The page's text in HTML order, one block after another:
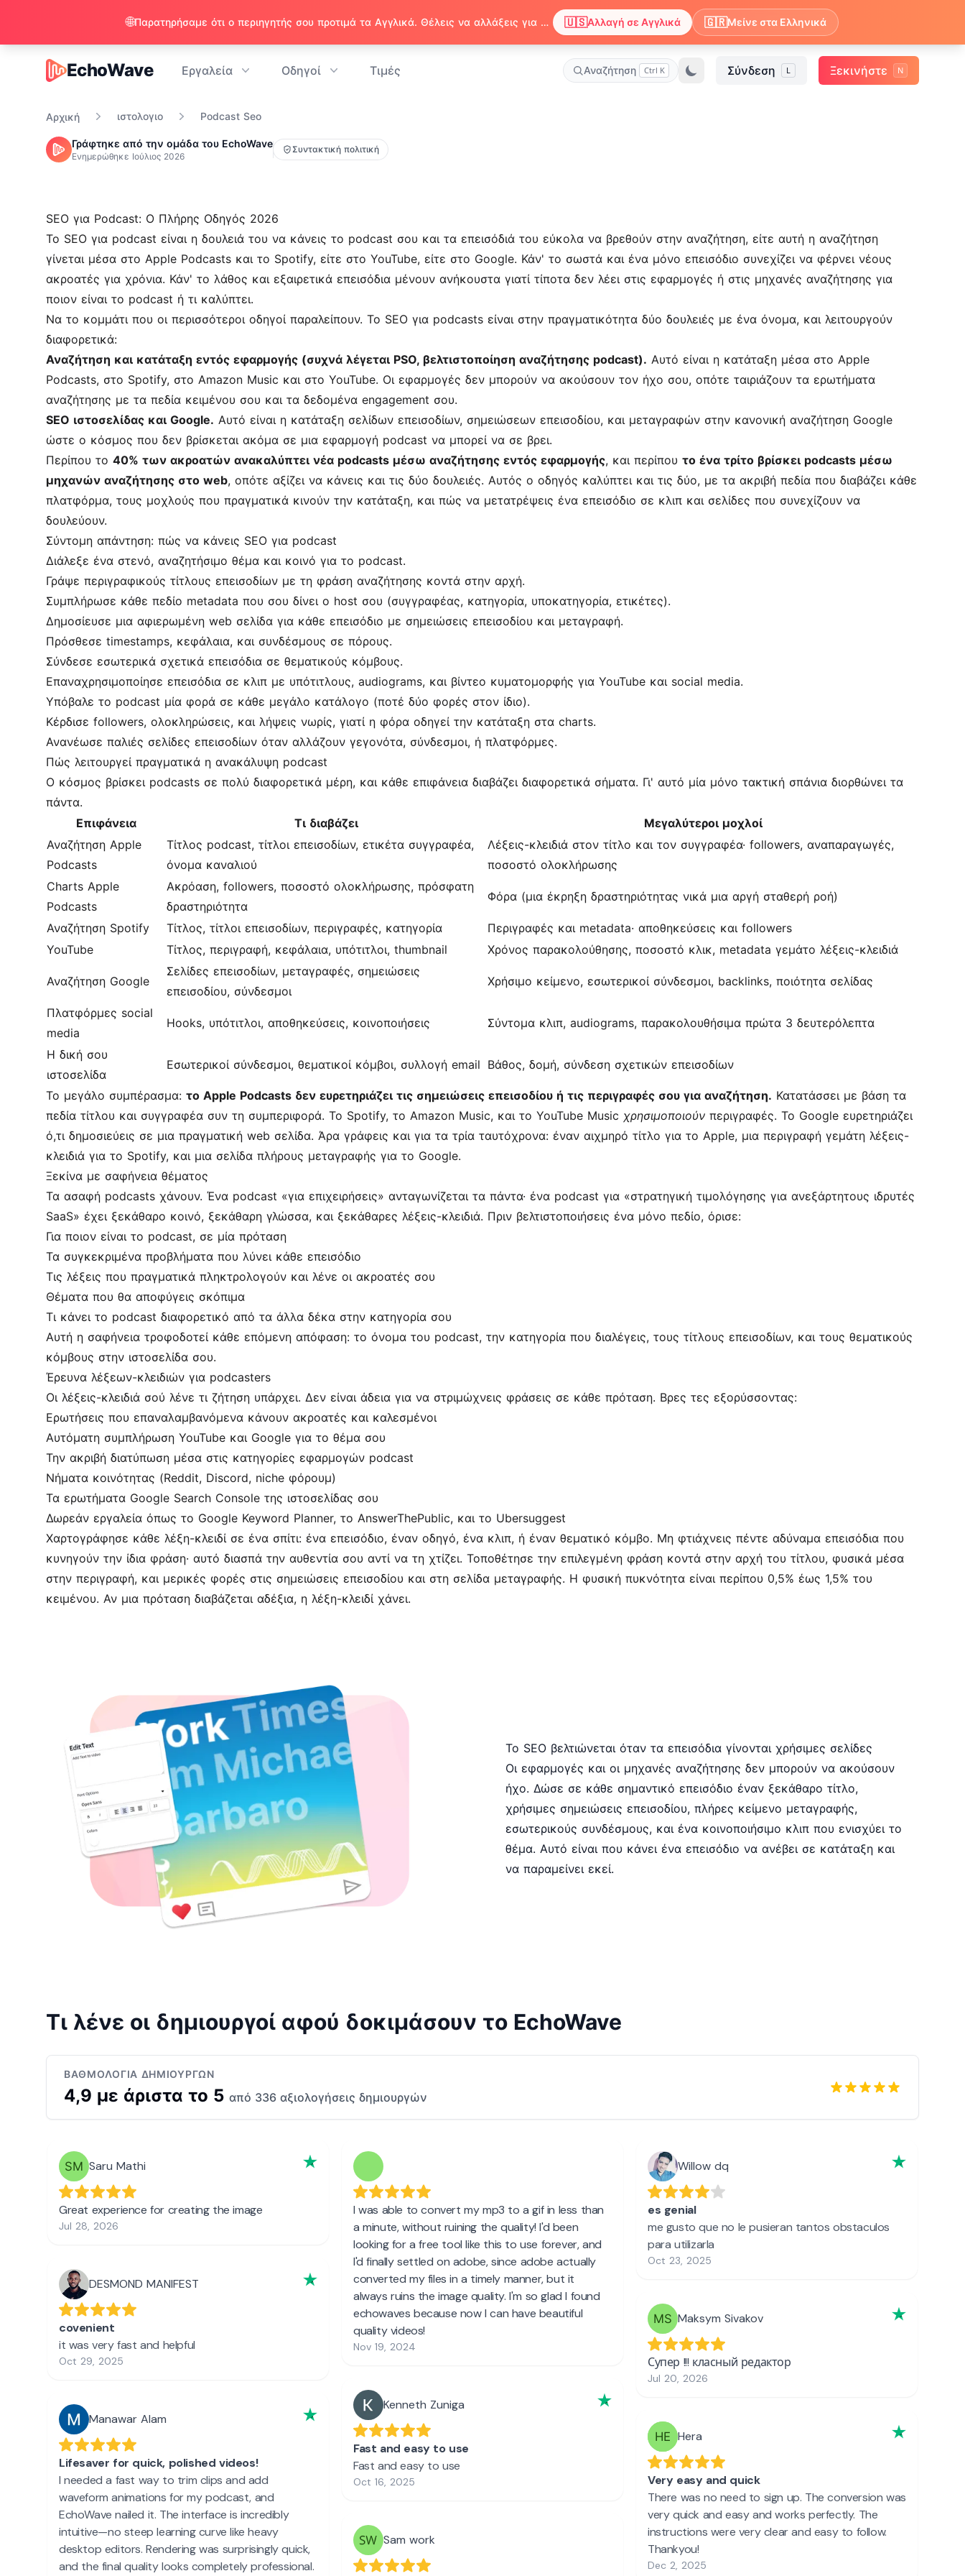
EchoWave
EchoWave Εργαλεία Οδηγοί Τιμές Αναζήτηση Ctrl K Σύνδεση L Ξεκινήστε N
Αρχική ιστολογιο Podcast Seo
Γράφτηκε από την ομάδα του EchoWave
Ενημερώθηκε Ιούλιος 2026
Συντακτική πολιτική
SEO για Podcast: Ο Πλήρης Οδηγός 2026
Το SEO για podcast είναι η δουλειά του να κάνεις το podcast σου και τα επεισόδιά του εύκολα να βρεθούν στην αναζήτηση, είτε αυτή η αναζήτηση
γίνεται μέσα στο Apple Podcasts και το Spotify, είτε στο YouTube, είτε στο Google. Κάν' το σωστά και ένα μόνο επεισόδιο συνεχίζει να φέρνει νέους
ακροατές για χρόνια. Κάν' το λάθος και εξαιρετικά επεισόδια μένουν ανήκουστα γιατί τίποτα δεν λέει στις εφαρμογές ή στις μηχανές αναζήτησης για
ποιον είναι το podcast ή τι καλύπτει.
Να το κομμάτι που οι περισσότεροι οδηγοί παραλείπουν. Το SEO για podcasts είναι στην πραγματικότητα δύο δουλειές με ένα όνομα, και λειτουργούν
διαφορετικά:
Αναζήτηση και κατάταξη εντός εφαρμογής (συχνά λέγεται PSO, βελτιστοποίηση αναζήτησης podcast). Αυτό είναι η κατάταξη μέσα στο Apple
Podcasts, στο Spotify, στο Amazon Music και στο YouTube. Οι εφαρμογές δεν μπορούν να ακούσουν τον ήχο σου, οπότε ταιριάζουν τα ερωτήματα
αναζήτησης με τα πεδία κειμένου σου και τα δεδομένα engagement σου.
SEO ιστοσελίδας και Google. Αυτό είναι η κατάταξη σελίδων επεισοδίων, σημειώσεων επεισοδίου, και μεταγραφών στην κανονική αναζήτηση Google
ώστε ο κόσμος που δεν βρίσκεται ακόμα σε μια εφαρμογή podcast να μπορεί να σε βρει.
Περίπου το 40% των ακροατών ανακαλύπτει νέα podcasts μέσω αναζήτησης εντός εφαρμογής, και περίπου το ένα τρίτο βρίσκει podcasts μέσω
μηχανών αναζήτησης στο web, οπότε αξίζει να κάνεις και τις δύο δουλειές. Αυτός ο οδηγός καλύπτει και τις δύο, με τα ακριβή πεδία που διαβάζει κάθε
πλατφόρμα, τους μοχλούς που πραγματικά κινούν την κατάταξη, και πώς να μετατρέψεις ένα επεισόδιο σε κλιπ και σελίδες που συνεχίζουν να
δουλεύουν.
Σύντομη απάντηση: πώς να κάνεις SEO για podcast
Διάλεξε ένα στενό, αναζητήσιμο θέμα και κοινό για το podcast.
Γράψε περιγραφικούς τίτλους επεισοδίων με τη φράση αναζήτησης κοντά στην αρχή.
Συμπλήρωσε κάθε πεδίο metadata που σου δίνει ο host σου (συγγραφέας, κατηγορία, υποκατηγορία, ετικέτες).
Δημοσίευσε μια αφιερωμένη web σελίδα για κάθε επεισόδιο με σημειώσεις επεισοδίου και μεταγραφή.
Πρόσθεσε timestamps, κεφάλαια, και συνδέσμους σε πόρους.
Σύνδεσε εσωτερικά σχετικά επεισόδια σε θεματικούς κόμβους.
Επαναχρησιμοποίησε επεισόδια σε κλιπ με υπότιτλους, audiograms, και βίντεο κυματομορφής για YouTube και social media.
Υπόβαλε το podcast μία φορά σε κάθε μεγάλο κατάλογο (ποτέ δύο φορές στον ίδιο).
Κέρδισε followers, ολοκληρώσεις, και λήψεις νωρίς, γιατί η φόρα οδηγεί την κατάταξη στα charts.
Ανανέωσε παλιές σελίδες επεισοδίων όταν αλλάζουν γεγονότα, σύνδεσμοι, ή πλατφόρμες.
Πώς λειτουργεί πραγματικά η ανακάλυψη podcast
Ο κόσμος βρίσκει podcasts σε πολύ διαφορετικά μέρη, και κάθε επιφάνεια διαβάζει διαφορετικά σήματα. Γι' αυτό μία μόνο τακτική σπάνια διορθώνει τα
πάντα.
Επιφάνεια
Τι διαβάζει
Μεγαλύτεροι μοχλοί
Αναζήτηση Apple
Podcasts
Τίτλος podcast, τίτλοι επεισοδίων, ετικέτα συγγραφέα,
όνομα καναλιού
Λέξεις-κλειδιά στον τίτλο και τον συγγραφέα· followers, αναπαραγωγές,
ποσοστό ολοκλήρωσης
Charts Apple
Podcasts
Ακρόαση, followers, ποσοστό ολοκλήρωσης, πρόσφατη
δραστηριότητα
Φόρα (μια έκρηξη δραστηριότητας νικά μια αργή σταθερή ροή)
Αναζήτηση Spotify Τίτλος, τίτλοι επεισοδίων, περιγραφές, κατηγορία
Περιγραφές και metadata· αποθηκεύσεις και followers
YouTube
Τίτλος, περιγραφή, κεφάλαια, υπότιτλοι, thumbnail Χρόνος παρακολούθησης, ποσοστό κλικ, metadata γεμάτο λέξεις-κλειδιά
Αναζήτηση Google
Σελίδες επεισοδίων, μεταγραφές, σημειώσεις
επεισοδίου, σύνδεσμοι
Χρήσιμο κείμενο, εσωτερικοί σύνδεσμοι, backlinks, ποιότητα σελίδας
Πλατφόρμες social
media
Hooks, υπότιτλοι, αποθηκεύσεις, κοινοποιήσεις Σύντομα κλιπ, audiograms, παρακολουθήσιμα πρώτα 3 δευτερόλεπτα
Η δική σου
ιστοσελίδα
Εσωτερικοί σύνδεσμοι, θεματικοί κόμβοι, συλλογή email Βάθος, δομή, σύνδεση σχετικών επεισοδίων
Το μεγάλο συμπέρασμα: το Apple Podcasts δεν ευρετηριάζει τις σημειώσεις επεισοδίου ή τις περιγραφές σου για αναζήτηση. Κατατάσσει με βάση τα
πεδία τίτλου και συγγραφέα συν τη συμπεριφορά. Το Spotify, το Amazon Music, και το YouTube Music χρησιμοποιούν περιγραφές. Το Google ευρετηριάζει
ό,τι δημοσιεύεις σε μια πραγματική web σελίδα. Άρα γράφεις και για τα τρία ταυτόχρονα: έναν αιχμηρό τίτλο για το Apple, μια περιγραφή γεμάτη λέξεις-
κλειδιά για το Spotify, και μια σελίδα πλήρους μεταγραφής για το Google.
Ξεκίνα με σαφήνεια θέματος
Τα ασαφή podcasts χάνουν. Ένα podcast «για επιχειρήσεις» ανταγωνίζεται τα πάντα· ένα podcast για «στρατηγική τιμολόγησης για ανεξάρτητους ιδρυτές
SaaS» έχει ξεκάθαρο κοινό, ξεκάθαρη γλώσσα, και ξεκάθαρες λέξεις-κλειδιά. Πριν βελτιστοποιήσεις ένα μόνο πεδίο, όρισε:
Για ποιον είναι το podcast, σε μία πρόταση
Τα συγκεκριμένα προβλήματα που λύνει κάθε επεισόδιο
Τις λέξεις που πραγματικά πληκτρολογούν και λένε οι ακροατές σου
Θέματα που θα αποφύγεις σκόπιμα
Τι κάνει το podcast διαφορετικό από τα άλλα δέκα στην κατηγορία σου
Αυτή η σαφήνεια τροφοδοτεί κάθε επόμενη απόφαση: το όνομα του podcast, την κατηγορία που διαλέγεις, τους τίτλους επεισοδίων, και τους θεματικούς
κόμβους στην ιστοσελίδα σου.
Έρευνα λέξεων-κλειδιών για podcasters
Οι λέξεις-κλειδιά σού λένε τι ζήτηση υπάρχει. Δεν είναι άδεια για να στριμώχνεις φράσεις σε κάθε πρόταση. Βρες τες εξορύσσοντας:
Ερωτήσεις που επαναλαμβανόμενα κάνουν ακροατές και καλεσμένοι
Αυτόματη συμπλήρωση YouTube και Google για το θέμα σου
Την ακριβή διατύπωση μέσα στις κατηγορίες εφαρμογών podcast
Νήματα κοινότητας (Reddit, Discord, niche φόρουμ)
Τα ερωτήματα Google Search Console της ιστοσελίδας σου
Δωρεάν εργαλεία όπως το Google Keyword Planner, το AnswerThePublic, και το Ubersuggest
Χαρτογράφησε κάθε λέξη-κλειδί σε ένα σπίτι: ένα επεισόδιο, έναν οδηγό, ένα κλιπ, ή έναν θεματικό κόμβο. Μη φτιάχνεις πέντε αδύναμα επεισόδια που
κυνηγούν την ίδια φράση· αυτό διασπά την αυθεντία σου αντί να τη χτίζει. Τοποθέτησε την επιλεγμένη φράση κοντά στην αρχή του τίτλου, φυσικά μέσα
στην περιγραφή, και μερικές φορές στις σημειώσεις επεισοδίου και στη σελίδα μεταγραφής. Η φυσική πυκνότητα είναι περίπου 0,5% έως 1,5% του
κειμένου. Αν μια πρόταση διαβάζεται αδέξια, η λέξη-κλειδί χάνει.
Το SEO βελτιώνεται όταν τα επεισόδια γίνονται χρήσιμες σελίδες
Οι εφαρμογές και οι μηχανές αναζήτησης δεν μπορούν να ακούσουν
ήχο. Δώσε σε κάθε σημαντικό επεισόδιο έναν ξεκάθαρο τίτλο,
χρήσιμες σημειώσεις επεισοδίου, πλήρες κείμενο μεταγραφής,
εσωτερικούς συνδέσμους, και ένα κοινοποιήσιμο κλιπ που ενισχύει το
θέμα. Αυτό είναι που κάνει ένα επεισόδιο να ανέβει σε κατάταξη και
να παραμείνει εκεί.
Τι λένε οι δημιουργοί αφού δοκιμάσουν το EchoWave
ΒΑΘΜΟΛΟΓΊΑ ΔΗΜΙΟΥΡΓΏΝ
4,9 με άριστα το 5 από 336 αξιολογήσεις δημιουργών
🌐 Παρατηρήσαμε ότι ο περιηγητής σου προτιμά τα Αγγλικά. Θέλεις να αλλάξεις για να απολαμβάνεις περιεχόμενο στα Αγγλικά; 🇺🇸Αλλαγή σε Αγγλικά 🇬🇷Μείνε στα Ελληνικά